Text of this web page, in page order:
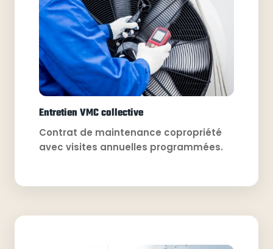
Entretien VMC collective
Contrat de maintenance copropriété
avec visites annuelles programmées.